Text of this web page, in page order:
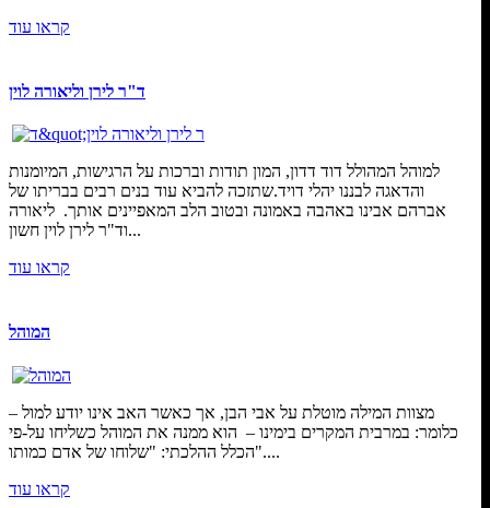
קראו עוד
ד"ר לירן וליאורה לוין
למוהל המהולל דוד דדון, המון תודות וברכות על הרגישות, המיומנות
והדאגה לבננו יהלי דויד.שתזכה להביא עוד בנים רבים בבריתו של
אברהם אבינו באהבה באמונה ובטוב הלב המאפיינים אותך. ליאורה
וד"ר לירן לוין חשון...
קראו עוד
המוהל
מצוות המילה מוטלת על אבי הבן, אך כאשר האב אינו יודע למול –
כלומר: במרבית המקרים בימינו – הוא ממנה את המוהל כשליחו על-פי
הכלל ההלכתי: "שלוחו של אדם כמותו"....
קראו עוד